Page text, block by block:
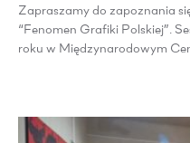
Zapraszamy do zapoznania
“Fenomen Grafiki Polskiej”.
roku w Międzynarodowym